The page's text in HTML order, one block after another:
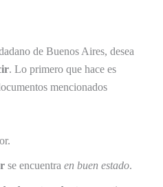
de Buenos Aires, desea
. Lo primero que hace es
mencionados
se encuentra en buen estado.